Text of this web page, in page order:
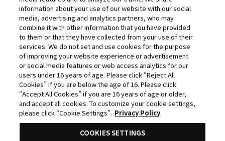
©'87,'94,'95 BIGWEST ©'07 BIGWEST/MFP・M
©'97,'02,'15 BIGWEST ©'09,'11 BIGWEST/MFP
©和月伸宏／集英社・「るろうに剣心 －明治剣客浪漫譚－
京都動乱」製作委員会
©鈴木祐斗／集英社・SAKAMOTO DAYS製作委員会
©長月達平・株式会社KADOKAWA刊／Re:ゼロから始める
異世界生活4製作委員会
©西尾維新／講談社・アニプレックス・シャフト
©カラー
©矢吹健太朗・長谷見沙貴／集英社
©Solo Leveling Animation Partners
information about your use of our website with our social
media, advertising and analytics partners, who may
combine it with other information that you have provided
to them or that they have collected from your use of their
services. We do not set and use cookies for the purpose
of improving your website experience or advertisement
or social media features or web access analytics for our
users under 16 years of age. Please click “Reject All
Cookies” if you are below the age of 16. Please click
“Accept All Cookies” if you are 16 years of age or older,
and accept all cookies. To customize your cookie settings,
please click “Cookie Settings”. Privacy Policy
COOKIES SETTINGS